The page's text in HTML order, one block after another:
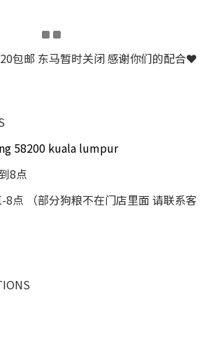
包邮 东马暂时关闭 感谢你们的配合❤
58200 kuala lumpur
8点
8点 （部分狗粮不在门店里面 请联系客